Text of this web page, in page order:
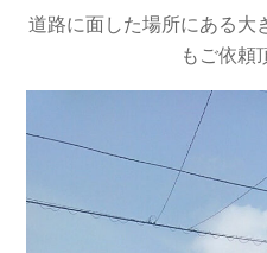
道路に面した場所にある大
もご依頼